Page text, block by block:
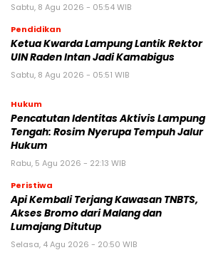
Sabtu, 8 Agu 2026 - 05:54 WIB
Pendidikan
Ketua Kwarda Lampung Lantik Rektor
UIN Raden Intan Jadi Kamabigus
Sabtu, 8 Agu 2026 - 05:51 WIB
Hukum
Pencatutan Identitas Aktivis Lampung
Tengah: Rosim Nyerupa Tempuh Jalur
Hukum
Rabu, 5 Agu 2026 - 22:13 WIB
Peristiwa
Api Kembali Terjang Kawasan TNBTS,
Akses Bromo dari Malang dan
Lumajang Ditutup
Selasa, 4 Agu 2026 - 20:50 WIB